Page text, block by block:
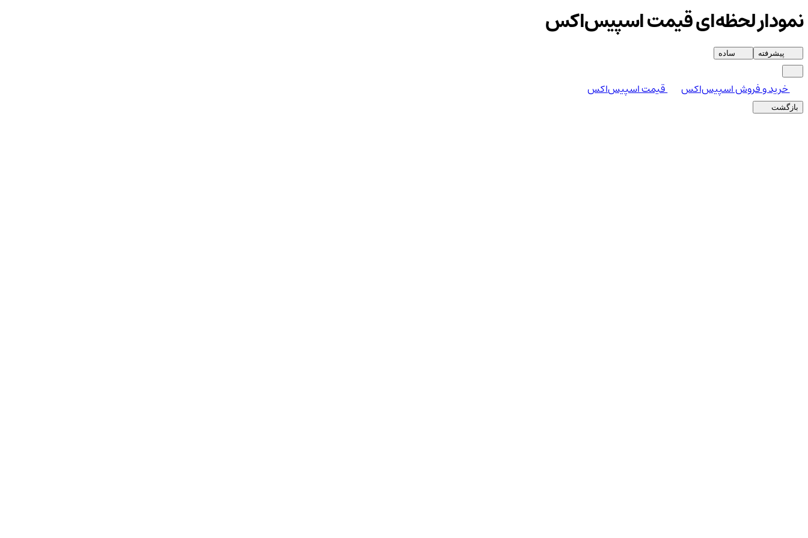
نمودار لحظه‌ای قیمت اسپیس‌اکس
پیشرفته ساده
خرید و فروش اسپیس‌اکس قیمت اسپیس‌اکس
بازگشت